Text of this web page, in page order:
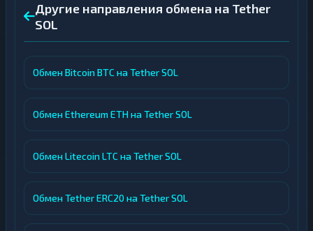
Другие направления обмена на Tether
SOL
Обмен Bitcoin BTC на Tether SOL
Обмен Ethereum ETH на Tether SOL
Обмен Litecoin LTC на Tether SOL
Обмен Tether ERC20 на Tether SOL